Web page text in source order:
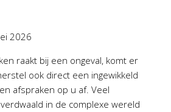
2026
raakt bij een ongeval, komt er
ook direct een ingewikkeld
afspraken op u af. Veel
in de complexe wereld